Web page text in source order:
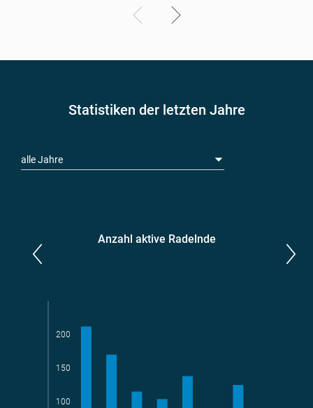
Statistiken der letzten Jahre
alle Jahre
geradelte km
Anzahl aktive Radelnde
100
150
200